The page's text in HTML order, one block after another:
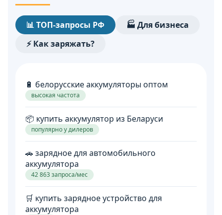
📊 ТОП-запросы РФ
🏭 Для бизнеса
⚡ Как заряжать?
🔋 белорусские аккумуляторы оптом
высокая частота
📦 купить аккумулятор из Беларуси
популярно у дилеров
🚗 зарядное для автомобильного
аккумулятора
42 863 запроса/мес
🛒 купить зарядное устройство для
аккумулятора